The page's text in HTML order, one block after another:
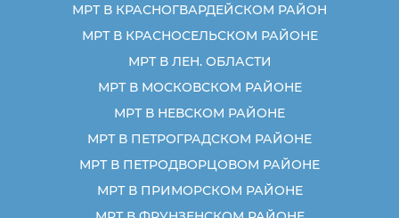
МРТ В КРАСНОГВАРДЕЙСКОМ РАЙОН
МРТ В КРАСНОСЕЛЬСКОМ РАЙОНЕ
МРТ В ЛЕН. ОБЛАСТИ
МРТ В МОСКОВСКОМ РАЙОНЕ
МРТ В НЕВСКОМ РАЙОНЕ
МРТ В ПЕТРОГРАДСКОМ РАЙОНЕ
МРТ В ПЕТРОДВОРЦОВОМ РАЙОНЕ
МРТ В ПРИМОРСКОМ РАЙОНЕ